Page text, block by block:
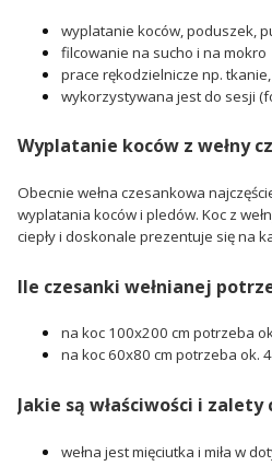
wyplatanie koców, poduszek,
filcowanie na sucho i na mokro
prace rękodzielnicze np.
wykorzystywana jest do sesji
Wyplatanie koców z wełny
Obecnie wełna czesankowa
wyplatania koców i pledów. Koc z
ciepły i doskonale prezentuje się na
Ile czesanki wełnianej
na koc 100x200 cm potrzeba
na koc 60x80 cm potrzeba ok.
Jakie są właściwości i
wełna jest mięciutka i miła w